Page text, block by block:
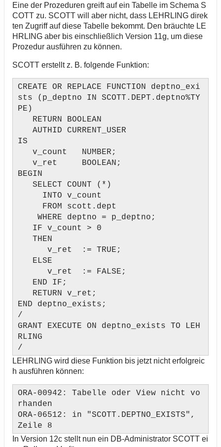
Eine der Prozeduren greift auf ein Tabelle im Schema S
COTT zu. SCOTT will aber nicht, dass LEHRLING direk
ten Zugriff auf diese Tabelle bekommt. Den bräuchte LE
HRLING aber bis einschließlich Version 11g, um diese
Prozedur ausführen zu können.
SCOTT erstellt z. B. folgende Funktion:
CREATE OR REPLACE FUNCTION deptno_exi
sts (p_deptno IN SCOTT.DEPT.deptno%TY
PE)
RETURN BOOLEAN
AUTHID CURRENT_USER
IS
v_count NUMBER;
v_ret BOOLEAN;
BEGIN
SELECT COUNT (*)
INTO v_count
FROM scott.dept
WHERE deptno = p_deptno;
IF v_count > 0
THEN
v_ret := TRUE;
ELSE
v_ret := FALSE;
END IF;
RETURN v_ret;
END deptno_exists;
/
GRANT EXECUTE ON deptno_exists TO LEH
RLING
/
LEHRLING wird diese Funktion bis jetzt nicht erfolgreic
h ausführen können:
ORA-00942: Tabelle oder View nicht vo
rhanden
ORA-06512: in "SCOTT.DEPTNO_EXISTS",
Zeile 8
In Version 12c stellt nun ein DB-Administrator SCOTT ei